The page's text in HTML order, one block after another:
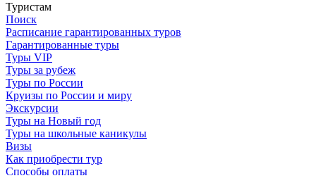
Туристам
Поиск
Расписание гарантированных туров
Гарантированные туры
Туры VIP
Туры за рубеж
Туры по России
Круизы по России и миру
Экскурсии
Туры на Новый год
Туры на школьные каникулы
Визы
Как приобрести тур
Способы оплаты